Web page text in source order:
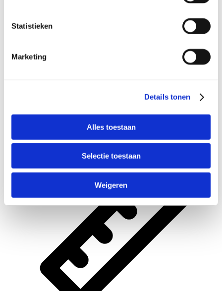
Statistieken
Marketing
Details tonen
Alles toestaan
Selectie toestaan
Weigeren